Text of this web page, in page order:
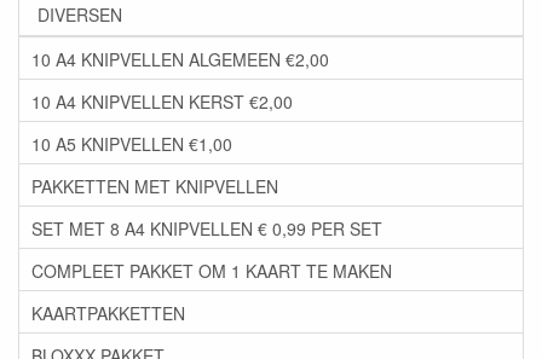
DIVERSEN
10 A4 KNIPVELLEN ALGEMEEN €2,00
10 A4 KNIPVELLEN KERST €2,00
10 A5 KNIPVELLEN €1,00
PAKKETTEN MET KNIPVELLEN
SET MET 8 A4 KNIPVELLEN € 0,99 PER SET
COMPLEET PAKKET OM 1 KAART TE MAKEN
KAARTPAKKETTEN